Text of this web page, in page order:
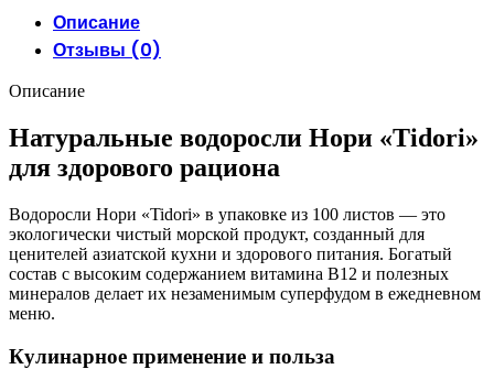
Описание
Отзывы (0)
Описание
Натуральные водоросли Нори «Tidori»
для здорового рациона
Водоросли Нори «Tidori» в упаковке из 100 листов — это
экологически чистый морской продукт, созданный для
ценителей азиатской кухни и здорового питания. Богатый
состав с высоким содержанием витамина B12 и полезных
минералов делает их незаменимым суперфудом в ежедневном
меню.
Кулинарное применение и польза